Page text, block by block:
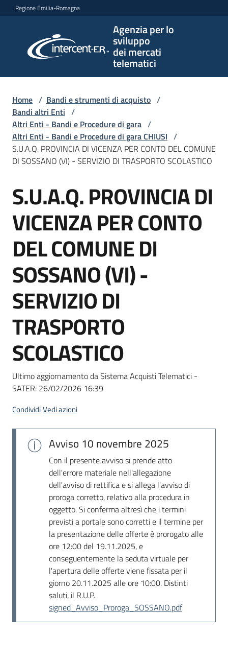
Vai al contenuto
Vai alla navigazione
Vai al footer
Regione Emilia-Romagna
Agenzia per lo
sviluppo
dei mercati
telematici
per lo
sviluppo
telematici
L'Agenzia
Bandi
e
di
Supporto
Piattaforme
telematiche
English
Home / Bandi e strumenti di acquisto /
Bandi altri Enti /
Altri Enti - Bandi e Procedure di gara /
Altri Enti - Bandi e Procedure di gara CHIUSI /
S.U.A.Q. PROVINCIA DI VICENZA PER CONTO DEL COMUNE
DI SOSSANO (VI) - SERVIZIO DI TRASPORTO SCOLASTICO
Salta al contenuto
S.U.A.Q. PROVINCIA DI
VICENZA PER CONTO
DEL COMUNE DI
SOSSANO (VI) -
SERVIZIO DI
TRASPORTO
SCOLASTICO
Ultimo aggiornamento da Sistema Acquisti Telematici -
SATER: 26/02/2026 16:39
CondividiVedi azioni
Avviso 10 novembre 2025
Con il presente avviso si prende atto
dell'errore materiale nell'allegazione
dell'avviso di rettifica e si allega l'avviso di
proroga corretto, relativo alla procedura in
oggetto. Si conferma altresì che i termini
previsti a portale sono corretti e il termine per
la presentazione delle offerte è prorogato alle
ore 12:00 del 19.11.2025, e
conseguentemente la seduta virtuale per
l'apertura delle offerte viene fissata per il
giorno 20.11.2025 alle ore 10:00. Distinti
saluti, il R.U.P.
signed_Avviso_Proroga_SOSSANO.pdf